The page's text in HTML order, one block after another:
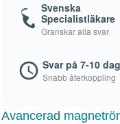
Svenska
Specialistläkare
Granskar alla svar
Svar på 7-10
Snabb återkoppling
Avancerad